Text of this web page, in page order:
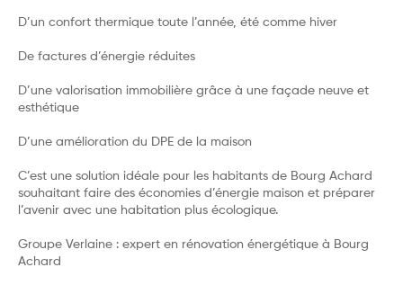
D’un confort thermique toute l’année, été comme hiver
De factures d’énergie réduites
D’une valorisation immobilière grâce à une façade neuve et
esthétique
D’une amélioration du DPE de la maison
C’est une solution idéale pour les habitants de Bourg Achard
souhaitant faire des économies d’énergie maison et préparer
l’avenir avec une habitation plus écologique.
Groupe Verlaine : expert en rénovation énergétique à Bourg
Achard